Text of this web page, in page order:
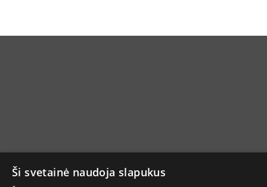
Ši svetainė naudoja slapukus